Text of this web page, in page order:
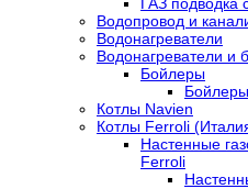
Водопровод и
Водонагреватели
Водонагреватели и
Бойлеры
Котлы Navien
Котлы Ferroli
Настенные
Ferroli